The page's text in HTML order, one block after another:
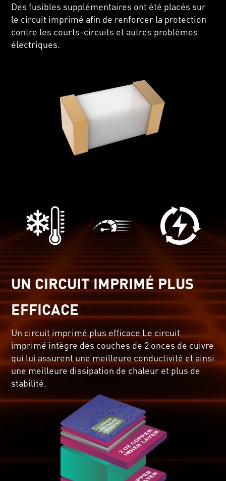
Des fusibles supplémentaires ont été placés sur
le circuit imprimé afin de renforcer la protection
contre les courts-circuits et autres problèmes
électriques.
UN CIRCUIT IMPRIMÉ PLUS
EFFICACE
Un circuit imprimé plus efficace Le circuit
imprimé intègre des couches de 2 onces de cuivre
qui lui assurent une meilleure conductivité et ainsi
une meilleure dissipation de chaleur et plus de
stabilité.